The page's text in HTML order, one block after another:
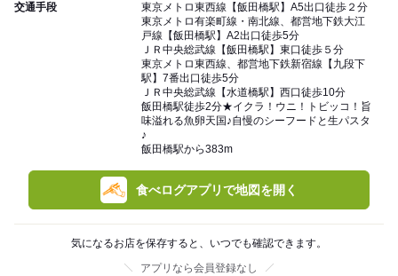
交通手段
東京メトロ東西線【飯田橋駅】A5出口徒歩２分
東京メトロ有楽町線・南北線、都営地下鉄大江
戸線【飯田橋駅】A2出口徒歩5分
ＪＲ中央総武線【飯田橋駅】東口徒歩５分
東京メトロ東西線、都営地下鉄新宿線【九段下
駅】7番出口徒歩5分
ＪＲ中央総武線【水道橋駅】西口徒歩10分
飯田橋駅徒歩2分★イクラ！ウニ！トビッコ！旨
味溢れる魚卵天国♪自慢のシーフードと生パスタ
♪
飯田橋駅から383m
食べログアプリで地図を開く
気になるお店を保存すると、いつでも確認できます。
アプリなら会員登録なし